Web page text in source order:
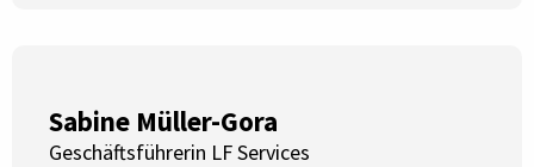
Sabine Müller-Gora
Geschäftsführerin LF Services